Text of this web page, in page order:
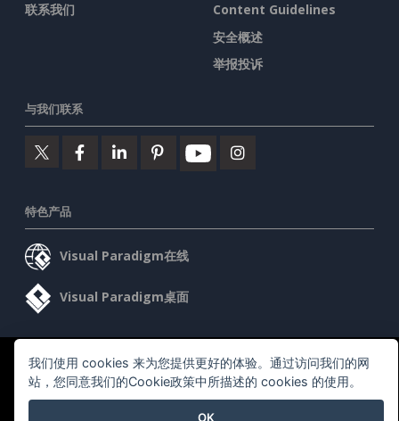
联系我们
Content Guidelines
安全概述
举报投诉
与我们联系
特色产品
Visual Paradigm在线
Visual Paradigm桌面
©2026 by Visual Paradigm. 版权所有。 服务条款
AI Policy
隐私政策
我们使用 cookies 来为您提供更好的体验。通过访问我们的网
站，您同意我们的Cookie政策中所描述的 cookies 的使用。
OK